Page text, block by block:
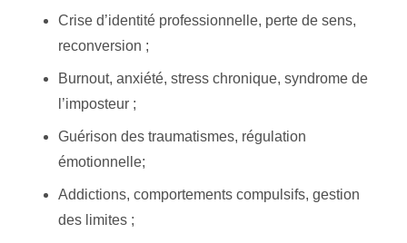
Crise d’identité professionnelle, perte de sens,
reconversion ;
Burnout, anxiété, stress chronique, syndrome de
l’imposteur ;
Guérison des traumatismes, régulation
émotionnelle;
Addictions, comportements compulsifs, gestion
des limites ;